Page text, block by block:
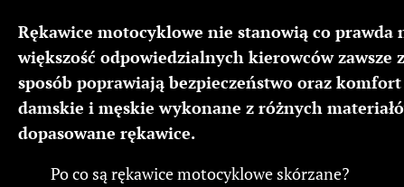
Rękawice motocyklowe nie stanowią co prawda
większość odpowiedzialnych kierowców
sposób poprawiają bezpieczeństwo oraz
damskie i męskie wykonane z różnych
dopasowane rękawice.
Po co są rękawice motocyklowe skórzane?